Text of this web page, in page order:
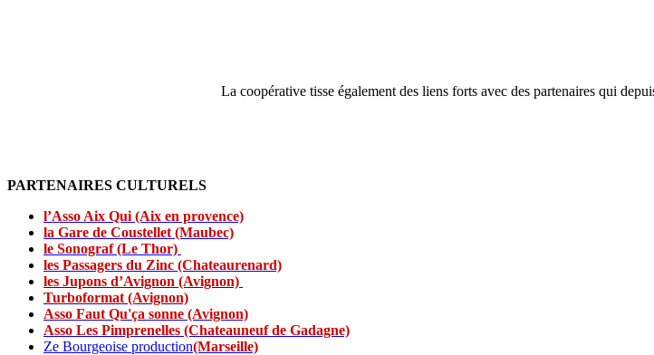
La coopérative tisse également des liens forts avec des partenaires qui
PARTENAIRES CULTURELS
l’Asso Aix Qui (Aix en provence)
la Gare de Coustellet (Maubec)
le Sonograf (Le Thor)
les Passagers du Zinc (Chateaurenard)
les Jupons d’Avignon (Avignon)
Turboformat (Avignon)
Asso Faut Qu'ça sonne (Avignon)
Asso Les Pimprenelles (Chateauneuf de Gadagne)
Ze Bourgeoise production(Marseille)